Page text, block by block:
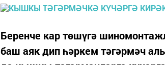
Беренче кар төшүгә
баш аяк дип һәркем тәгәрмәч